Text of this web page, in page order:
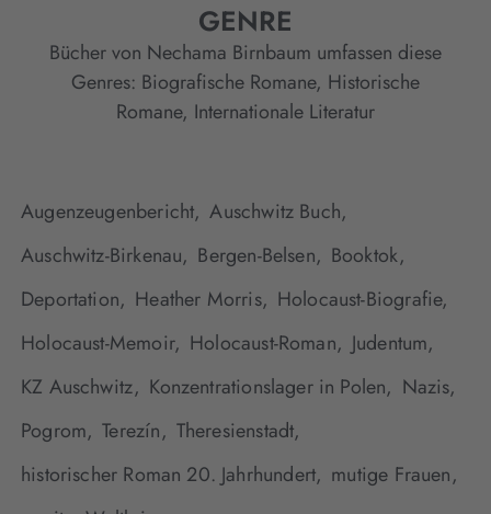
GENRE
Bücher von Nechama Birnbaum umfassen diese
Genres: Biografische Romane, Historische
Romane, Internationale Literatur
Augenzeugenbericht, Auschwitz Buch,
Auschwitz-Birkenau, Bergen-Belsen, Booktok,
Deportation, Heather Morris, Holocaust-Biografie,
Holocaust-Memoir, Holocaust-Roman, Judentum,
KZ Auschwitz, Konzentrationslager in Polen, Nazis,
Pogrom, Terezín, Theresienstadt,
historischer Roman 20. Jahrhundert, mutige Frauen,